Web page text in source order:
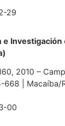
29
Investigación
2010 –
| Macaíba/
00